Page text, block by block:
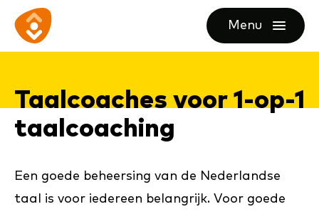
direct
content
direct
footer
Ga
naar
homepagina
Menu
openen
Taal­coa­ches voor 1-op-1
taal­coa­ching
Een goede beheersing van de Nederlandse
taal is voor iedereen belangrijk. Voor goede